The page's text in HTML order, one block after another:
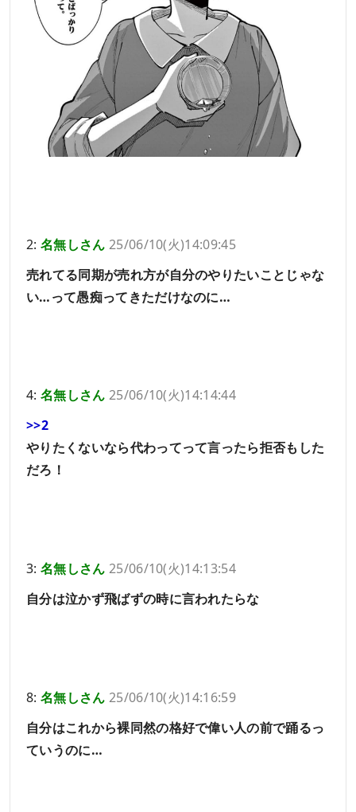
2: 名無しさん 25/06/10(火)14:09:45
売れてる同期が売れ方が自分のやりたいことじゃな
い…って愚痴ってきただけなのに…
4: 名無しさん 25/06/10(火)14:14:44
>>2
やりたくないなら代わってって言ったら拒否もした
だろ！
3: 名無しさん 25/06/10(火)14:13:54
自分は泣かず飛ばずの時に言われたらな
8: 名無しさん 25/06/10(火)14:16:59
自分はこれから裸同然の格好で偉い人の前で踊るっ
ていうのに…